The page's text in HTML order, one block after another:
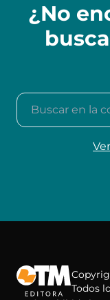
¿No
Buscar en la
Todos